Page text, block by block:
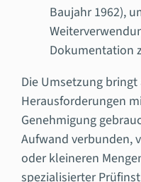
Baujahr 1962),
Dokumentation
Die Umsetzung bringt
Herausforderungen
Genehmigung
Aufwand verbunden,
oder kleineren
spezialisierter